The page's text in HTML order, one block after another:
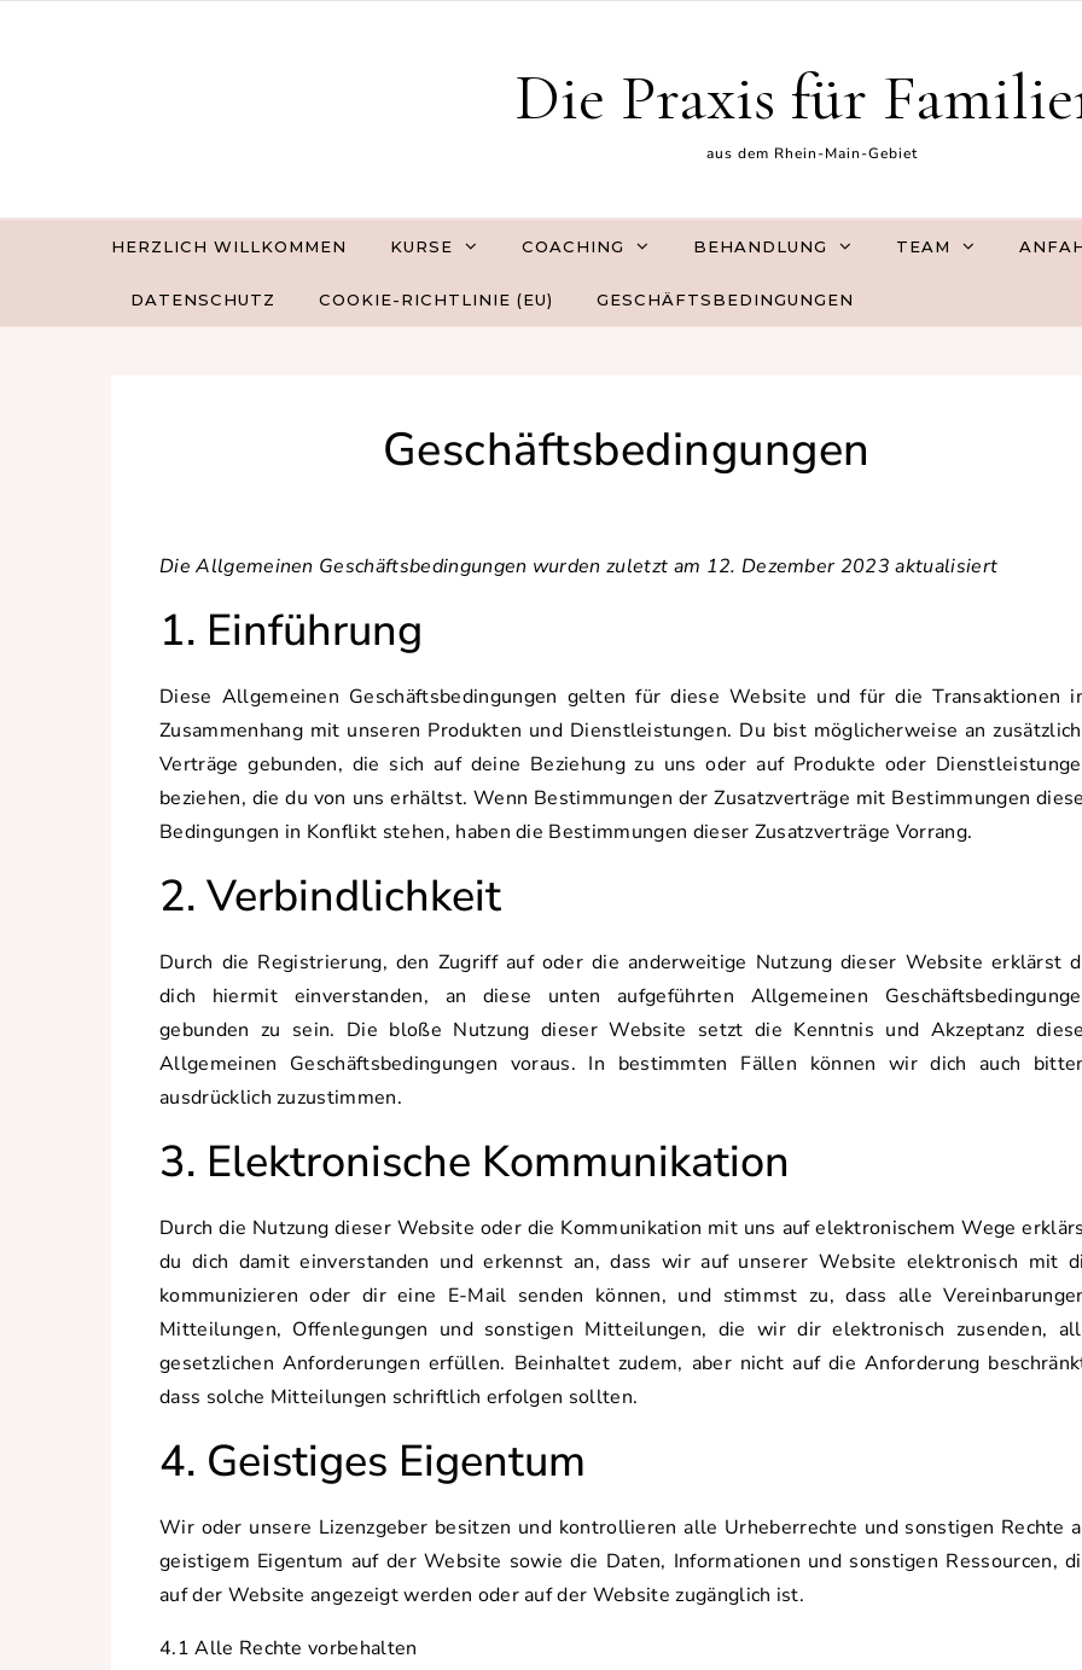
Die Praxis für
aus dem Rhein-Main-Gebiet
HERZLICH WILLKOMMEN KURSE COACHING BEHANDLUNG TEAM
DATENSCHUTZ COOKIE-RICHTLINIE (EU) GESCHÄFTSBEDINGUNGEN
Geschäftsbedingungen
Die Allgemeinen Geschäftsbedingungen wurden zuletzt am 12. Dezember 2023 aktualisiert
1. Einführung
Diese Allgemeinen Geschäftsbedingungen gelten für diese Website und für die Transaktionen
Zusammenhang mit unseren Produkten und Dienstleistungen. Du bist möglicherweise an
Verträge gebunden, die sich auf deine Beziehung zu uns oder auf Produkte oder
beziehen, die du von uns erhältst. Wenn Bestimmungen der Zusatzverträge mit Bestimmungen
Bedingungen in Konflikt stehen, haben die Bestimmungen dieser Zusatzverträge Vorrang.
2. Verbindlichkeit
Durch die Registrierung, den Zugriff auf oder die anderweitige Nutzung dieser Website erklärst
dich hiermit einverstanden, an diese unten aufgeführten Allgemeinen
gebunden zu sein. Die bloße Nutzung dieser Website setzt die Kenntnis und Akzeptanz
Allgemeinen Geschäftsbedingungen voraus. In bestimmten Fällen können wir dich auch
ausdrücklich zuzustimmen.
3. Elektronische Kommunikation
Durch die Nutzung dieser Website oder die Kommunikation mit uns auf elektronischem Wege
du dich damit einverstanden und erkennst an, dass wir auf unserer Website elektronisch mit
kommunizieren oder dir eine E-Mail senden können, und stimmst zu, dass alle
Mitteilungen, Offenlegungen und sonstigen Mitteilungen, die wir dir elektronisch zusenden,
gesetzlichen Anforderungen erfüllen. Beinhaltet zudem, aber nicht auf die Anforderung
dass solche Mitteilungen schriftlich erfolgen sollten.
4. Geistiges Eigentum
Wir oder unsere Lizenzgeber besitzen und kontrollieren alle Urheberrechte und sonstigen Rechte
geistigem Eigentum auf der Website sowie die Daten, Informationen und sonstigen Ressourcen,
auf der Website angezeigt werden oder auf der Website zugänglich ist.
4.1 Alle Rechte vorbehalten